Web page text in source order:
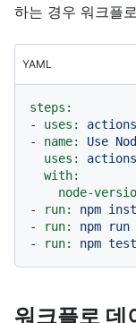
하는 경우 워크플
YAML
steps:
-
uses:
-
name: Use
uses:
with:
node-
-
run: npm
-
run: npm run
-
run: npm test
워크플로 데